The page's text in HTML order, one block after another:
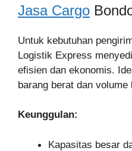
Jasa Cargo
Untuk kebutuhan
Logistik Express
efisien dan ekonomis.
barang berat dan volume
Keunggulan:
Kapasitas besar